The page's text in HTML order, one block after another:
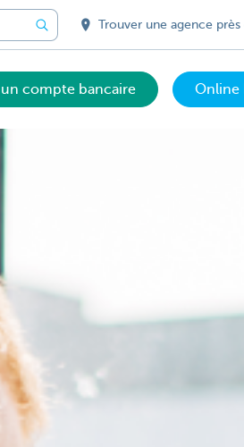
Trouver une agence
compte bancaire Online